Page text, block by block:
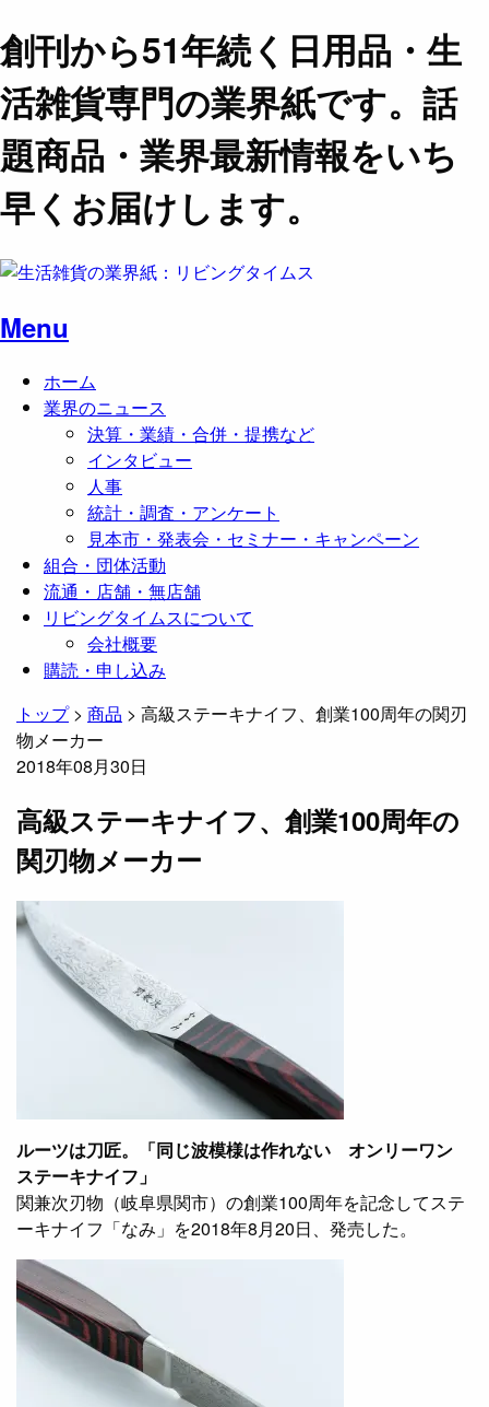
創刊から51年続く日用品・生
活雑貨専門の業界紙です。話
題商品・業界最新情報をいち
早くお届けします。
Menu
ホーム
業界のニュース
決算・業績・合併・提携など
インタビュー
人事
統計・調査・アンケート
見本市・発表会・セミナー・キャンペーン
組合・団体活動
流通・店舗・無店舗
リビングタイムスについて
会社概要
購読・申し込み
トップ> 商品 > 高級ステーキナイフ、創業100周年の関刃
物メーカー
2018年08月30日
高級ステーキナイフ、創業100周年の
関刃物メーカー
ルーツは刀匠。「同じ波模様は作れない オンリーワン
ステーキナイフ」
関兼次刃物（岐阜県関市）の創業100周年を記念してステ
ーキナイフ「なみ」を2018年8月20日、発売した。